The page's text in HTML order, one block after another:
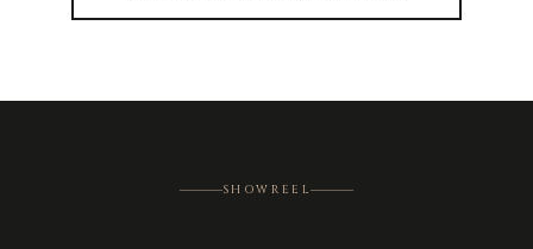
SHOWREEL